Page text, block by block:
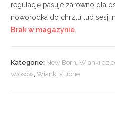
regulację pasuje zarówno dla
noworodka do chrztu lub sesji
Brak w magazynie
Kategorie: New Born,Wianki
włosów,Wianki ślubne